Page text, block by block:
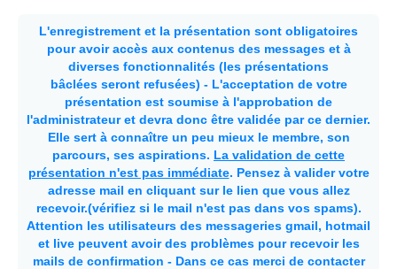
L'enregistrement et la présentation sont obligatoires
pour avoir accès aux contenus des messages et à
diverses fonctionnalités (les présentations
bâclées seront refusées) - L'acceptation de votre
présentation est soumise à l'approbation de
l'administrateur et devra donc être validée par ce dernier.
Elle sert à connaître un peu mieux le membre, son
parcours, ses aspirations. La validation de cette
présentation n'est pas immédiate. Pensez à valider votre
adresse mail en cliquant sur le lien que vous allez
recevoir.(vérifiez si le mail n'est pas dans vos spams).
Attention les utilisateurs des messageries gmail, hotmail
et live peuvent avoir des problèmes pour recevoir les
mails de confirmation - Dans ce cas merci de contacter